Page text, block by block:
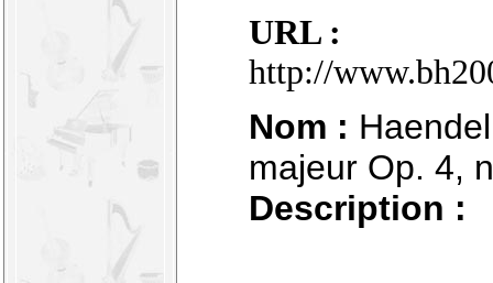
URL :
http://
Nom :
majeur Op. 4,
Description :